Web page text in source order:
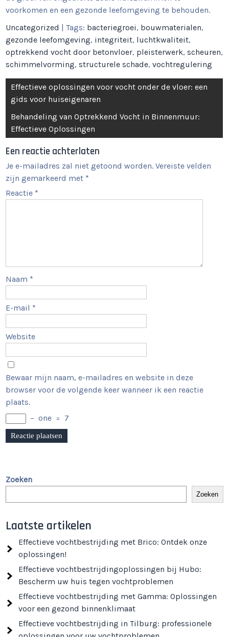
voorkomen en een gezonde leefomgeving te behouden.
Uncategorized | Tags: bacteriegroei, bouwmaterialen,
gezonde leefomgeving, integriteit, luchtkwaliteit,
optrekkend vocht door betonvloer, pleisterwerk,scheuren,
schimmelvorming,structurele schade,vochtregulering
Berichtnavigatie
Effectieve oplossingen voor vocht onder de vloer: een
gids voor huiseigenaren
Behandeling van Optrekkend Vocht in Binnenmuur:
Effectieve Oplossingen
Een reactie achterlaten
Je e-mailadres zal niet getoond worden. Vereiste velden
zijn gemarkeerd met *
Reactie *
Naam *
E-mail *
Website
Bewaar mijn naam, e-mailadres en website in deze
browser voor de volgende keer wanneer ik een reactie
plaats.
− one = 7
Zoeken
Zoeken
Laatste artikelen
Effectieve vochtbestrijding met Brico: Ontdek onze
oplossingen!
Effectieve vochtbestrijdingoplossingen bij Hubo:
Bescherm uw huis tegen vochtproblemen
Effectieve vochtbestrijding met Gamma: Oplossingen
voor een gezond binnenklimaat
Effectieve vochtbestrijding in Tilburg: professionele